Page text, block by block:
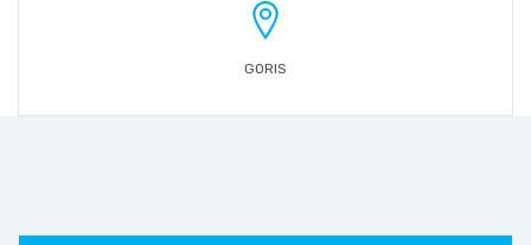
GORIS